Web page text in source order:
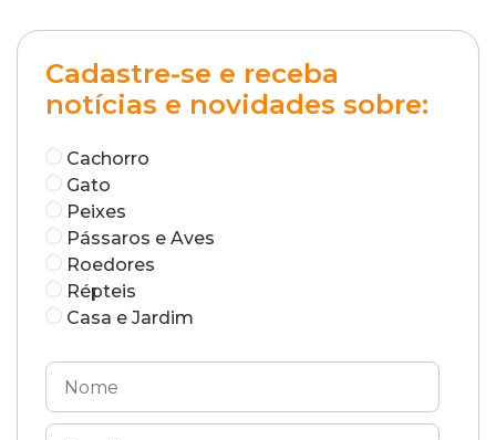
Cadastre-se e receba
notícias e novidades sobre:
Cachorro
Gato
Peixes
Pássaros e Aves
Roedores
Répteis
Casa e Jardim